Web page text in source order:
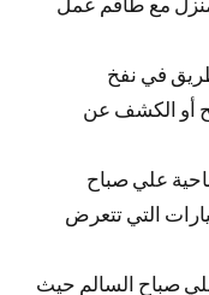
في نفخ
أو الكشف عن
علي صباح
التي تتعرض
صباح السالم حيث